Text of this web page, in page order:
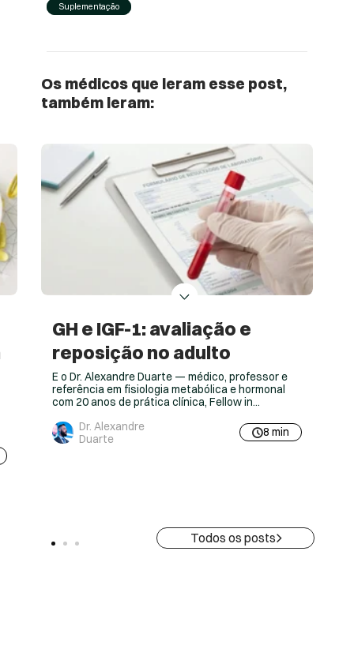
Suplementação
Os médicos que leram esse post,
também leram:
GH e IGF-1: avaliação e
reposição no adulto
E o Dr. Alexandre Duarte — médico, professor e
referência em fisiologia metabólica e hormonal
com 20 anos de prática clínica, Fellow in
e fundador da Avantgarde College — conduz
esse raciocínio passo a passo. GH no adulto não
Dr. Alexandre
Duarte
8 min
Todos os posts